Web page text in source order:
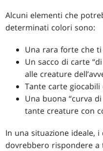
Alcuni elementi che
determinati colori sono:
Una rara forte che
Un sacco di carte
alle creature
Tante carte
Una buona “curva
tante creature con
In una situazione ideale,
dovrebbero rispondere